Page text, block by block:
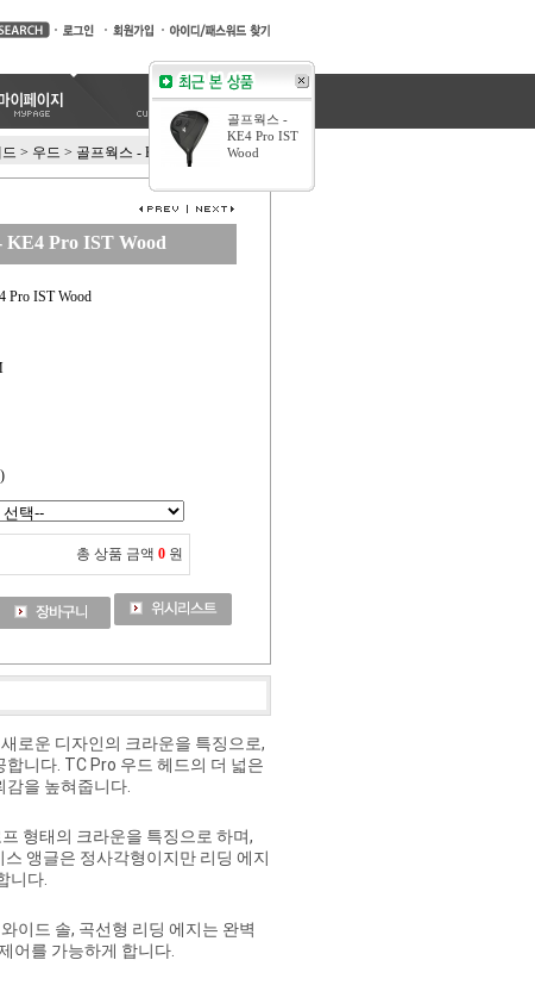
> 우드 > 골프웍스 - KE4 Pro IST Wood
KE4 Pro IST Wood
Pro IST Wood
총 상품 금액 0 원
로운 디자인의 크라운을 특징으로,
니다. TC Pro 우드 헤드의 더 넓은
감을 높혀줍니다.
형태의 크라운을 특징으로 하며,
앵글은 정사각형이지만 리딩 에지
니다.
이드 솔, 곡선형 리딩 에지는 완벽
어를 가능하게 합니다.
골프웍스 -
KE4 Pro IST
Wood